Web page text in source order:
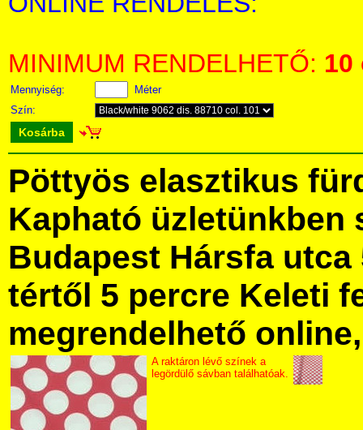
MINIMUM RENDELHETŐ: 10
Mennyiség:
Méter
Szín:
Kosárba
Pöttyös elasztikus
Kapható üzletünkben
Budapest Hársfa utca
tértől 5 percre Keleti
megrendelhető
A raktáron lévő színek a
legördülő sávban találhatóak.